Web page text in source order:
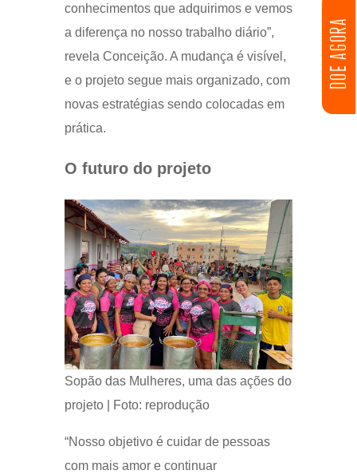
DOE AGORA
conhecimentos que adquirimos e vemos
a diferença no nosso trabalho diário”,
revela Conceição. A mudança é visível,
e o projeto segue mais organizado, com
novas estratégias sendo colocadas em
prática.
O futuro do projeto
Sopão das Mulheres, uma das ações do
projeto | Foto: reprodução
“Nosso objetivo é cuidar de pessoas
com mais amor e continuar